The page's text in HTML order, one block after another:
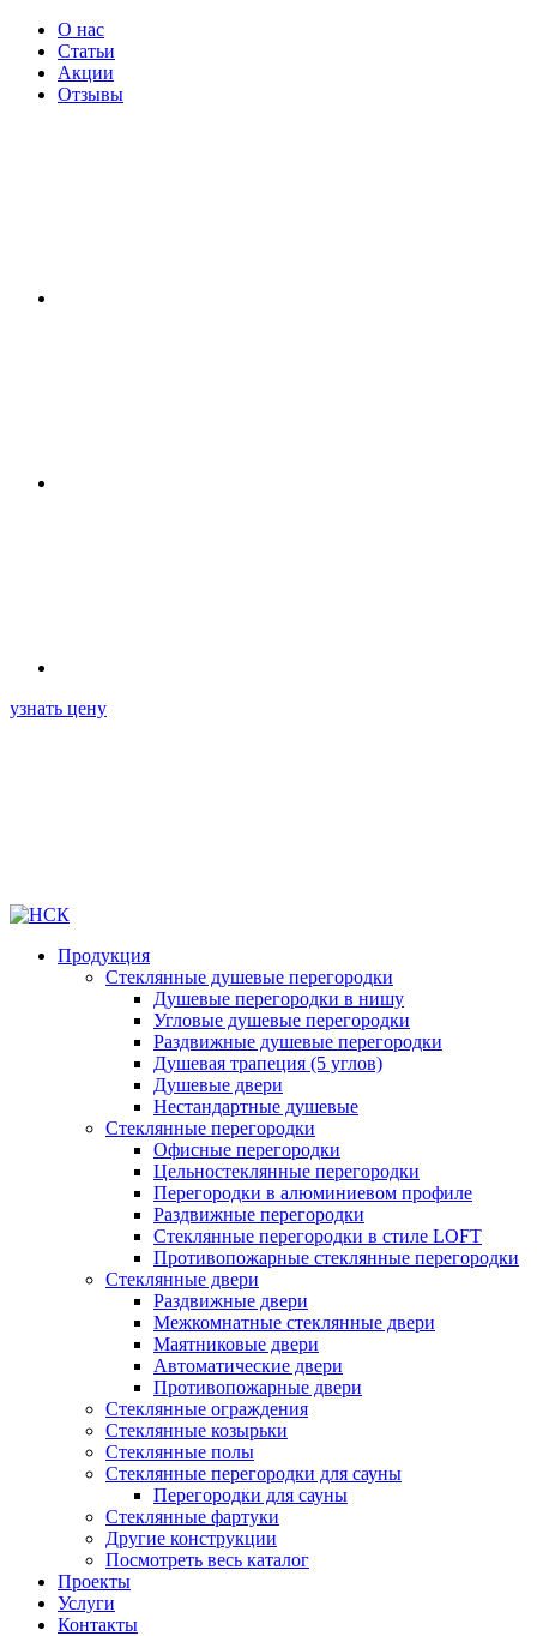
О нас
Статьи
Акции
Отзывы
узнать цену
Продукция
Стеклянные душевые перегородки
Душевые перегородки в нишу
Угловые душевые перегородки
Раздвижные душевые перегородки
Душевая трапеция (5 углов)
Душевые двери
Нестандартные душевые
Стеклянные перегородки
Офисные перегородки
Цельностеклянные перегородки
Перегородки в алюминиевом профиле
Раздвижные перегородки
Стеклянные перегородки в стиле LOFT
Противопожарные стеклянные перегородки
Стеклянные двери
Раздвижные двери
Межкомнатные стеклянные двери
Маятниковые двери
Автоматические двери
Противопожарные двери
Стеклянные ограждения
Стеклянные козырьки
Стеклянные полы
Стеклянные перегородки для сауны
Перегородки для сауны
Стеклянные фартуки
Другие конструкции
Посмотреть весь каталог
Проекты
Услуги
Контакты